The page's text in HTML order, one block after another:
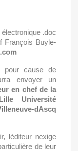
.doc
François Buyle-
pour cause de
envoyer un
en chef de la
 Université
dAscq
nexige
de leur